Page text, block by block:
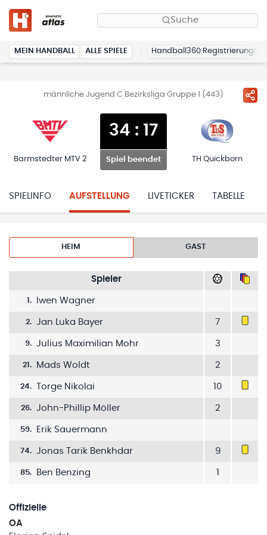
Suche
MEIN HANDBALL ALLE SPIELE Handball360 Registrierung
männliche Jugend C Bezirksliga Gruppe 1 (443)
Barmstedter MTV 2
34 : 17
Spiel beendet TH Quickborn
SPIELINFO AUFSTELLUNG LIVETICKER TABELLE
HEIM GAST
Spieler
1. Iwen Wagner
2. Jan Luka Bayer 7
9. Julius Maximilian Mohr 3
21. Mads Woldt 2
24. Torge Nikolai 10
26. John-Phillip Möller 2
59. Erik Sauermann
74. Jonas Tarik Benkhdar 9
85. Ben Benzing
Offizielle
OA